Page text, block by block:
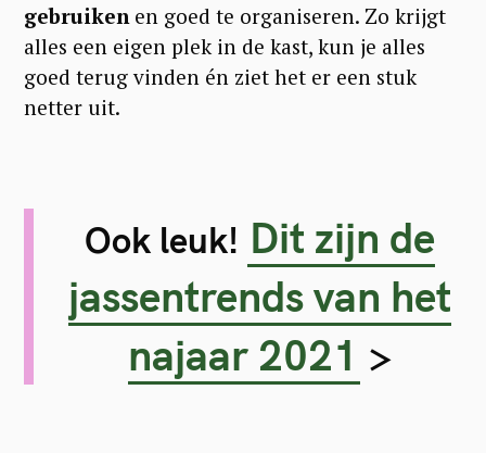
gebruiken en goed te organiseren. Zo krijgt
alles een eigen plek in de kast, kun je alles
goed terug vinden én ziet het er een stuk
netter uit.
Ook leuk! Dit zijn de
jassentrends van het
najaar 2021 >